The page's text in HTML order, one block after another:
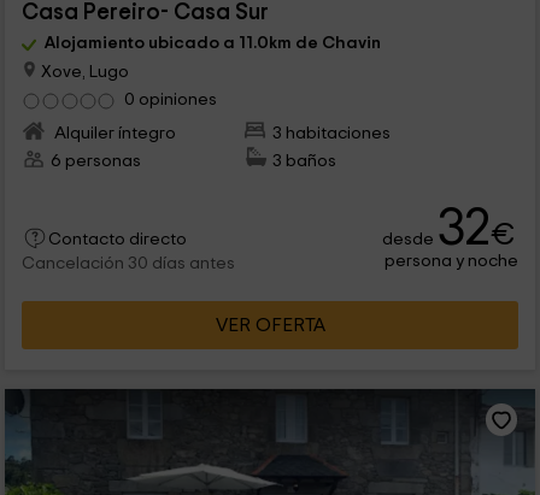
Casa Pereiro- Casa Sur
Alojamiento ubicado a 11.0km de Chavin
Xove, Lugo
0 opiniones
Alquiler íntegro
3 habitaciones
6 personas
3 baños
Contacto directo
Cancelación 30 días antes
desde 32€
persona y noche
VER OFERTA